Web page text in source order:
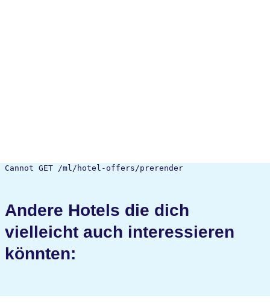
Cannot GET /ml/hotel-offers/prerender
Andere Hotels die dich
vielleicht auch interessieren
könnten: